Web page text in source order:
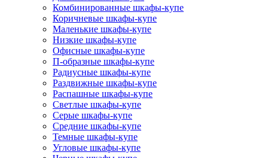
Комбинированные шкафы-купе
Коричневые шкафы-купе
Маленькие шкафы-купе
Низкие шкафы-купе
Офисные шкафы-купе
П-образные шкафы-купе
Радиусные шкафы-купе
Раздвижные шкафы-купе
Распашные шкафы-купе
Светлые шкафы-купе
Серые шкафы-купе
Средние шкафы-купе
Темные шкафы-купе
Угловые шкафы-купе